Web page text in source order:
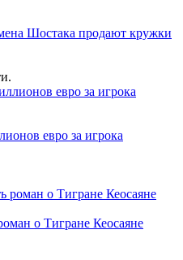
Шостака продают кружки
евро за игрока
о Тигране Кеосаяне